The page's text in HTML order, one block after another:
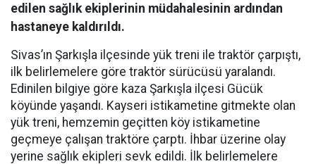
edilen sağlık ekiplerinin müdahalesinin ardından
hastaneye kaldırıldı.
Sivas’ın Şarkışla ilçesinde yük treni ile traktör çarpıştı,
ilk belirlemelere göre traktör sürücüsü yaralandı.
Edinilen bilgiye göre kaza Şarkışla ilçesi Gücük
köyünde yaşandı. Kayseri istikametine gitmekte olan
yük treni, hemzemin geçitten köy istikametine
geçmeye çalışan traktöre çarptı. İhbar üzerine olay
yerine sağlık ekipleri sevk edildi. İlk belirlemelere